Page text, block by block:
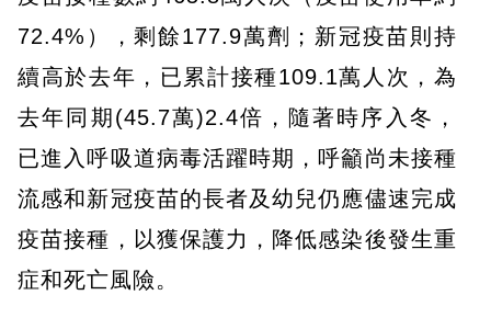
72.4%），剩餘177.9萬劑；新冠疫苗則持
續高於去年，已累計接種109.1萬人次，為
去年同期(45.7萬)2.4倍，隨著時序入冬，
已進入呼吸道病毒活躍時期，呼籲尚未接種
流感和新冠疫苗的長者及幼兒仍應儘速完成
疫苗接種，以獲保護力，降低感染後發生重
症和死亡風險。